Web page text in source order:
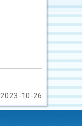
2023-10-26